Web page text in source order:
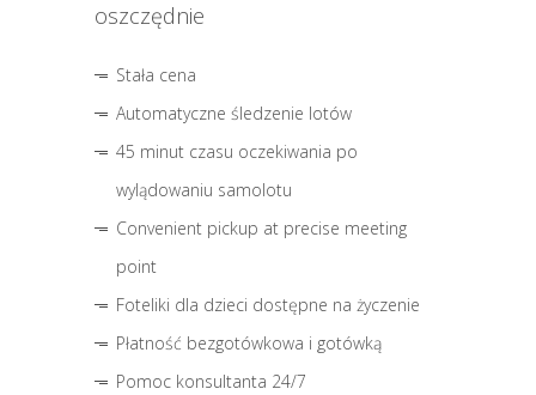
oszczędnie
Stała cena
Automatyczne śledzenie lotów
45 minut czasu oczekiwania po
wylądowaniu samolotu
Convenient pickup at precise meeting
point
Foteliki dla dzieci dostępne na życzenie
Płatność bezgotówkowa i gotówką
Pomoc konsultanta 24/7